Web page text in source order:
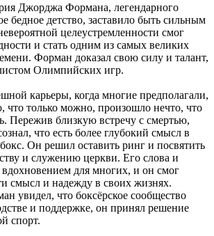
Джорджа Формана, легендарного
бедное детство, заставило быть сильным
целеустремленности смог
и стать одним из самых великих
Форман доказал свою силу и талант,
Олимпийских игр.
карьеры, когда многие предполагали,
что только можно, произошло нечто, что
Пережив близкую встречу с смертью,
что есть более глубокий смысл в
Он решил оставить ринг и посвятить
и служению церкви. Его слова и
для многих, и он смог
смысл и надежду в своих жизнях.
увидел, что боксёрское сообщество
и поддержке, он принял решение
спорт.